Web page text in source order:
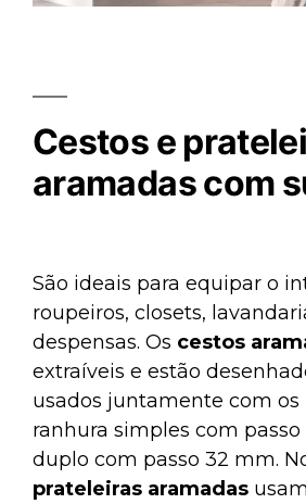
Cestos e
aramadas com
São ideais para equipar o
roupeiros, closets,
despensas. Os cestos
extraíveis e estão
usados juntamente com os
ranhura simples com
duplo com passo 32 mm.
prateleiras aramadas